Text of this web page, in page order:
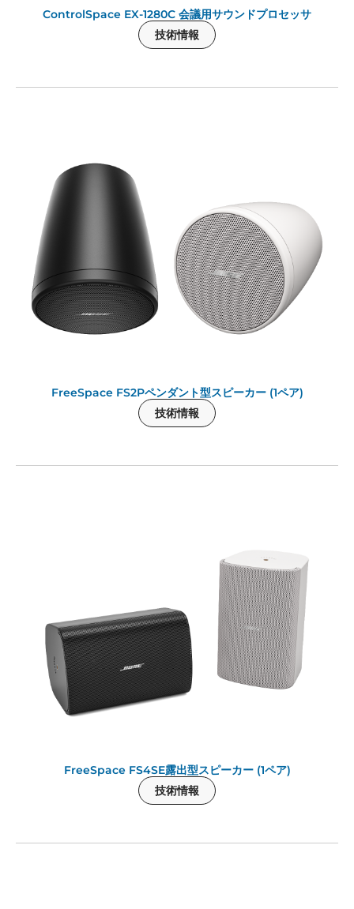
ControlSpace EX-1280C 会議用サウンドプロセッサ
技術情報
FreeSpace FS2Pペンダント型スピーカー (1ペア)
技術情報
FreeSpace FS4SE露出型スピーカー (1ペア)
技術情報